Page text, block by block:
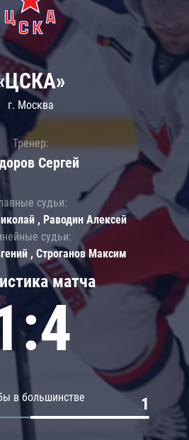
матча
в большинстве 1
г. Москва
Тренер:
Сергей
судьи:
, Раводин Алексей
судьи:
, Строганов Максим